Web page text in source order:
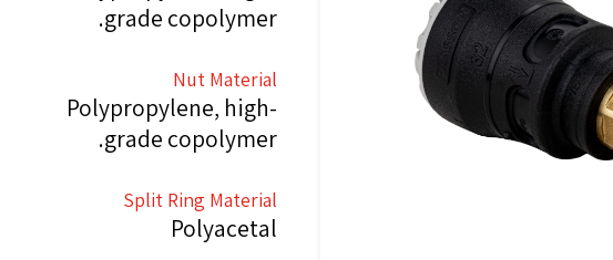
grade copolymer.
Nut Material
Polypropylene, high-
grade copolymer.
Split Ring Material
Polyacetal